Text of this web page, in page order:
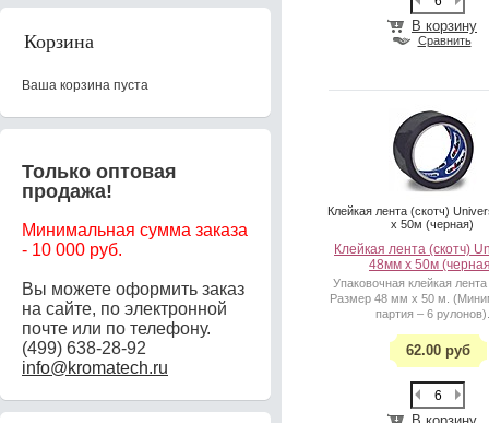
Корзина
Ваша корзина пуста
Только оптовая
продажа!
Минимальная сумма заказа
- 10 000 руб.
Вы можете оформить заказ
на сайте, по электронной
почте или по телефону.
(499) 638-28-92
info@kromatech.ru
В корзину
Сравнить
Клейкая лента (скотч)
x 50м (черная)
Клейкая лента (скотч)
48мм x 50м
Упаковочная клейкая лента
Размер 48 мм х 50 м.
партия – 6 рулонов).
62.00 руб